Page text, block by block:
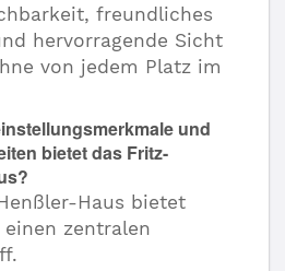
freundliches
hervorragende Sicht
von jedem Platz im
und
bietet das Fritz-
Haus bietet
zentralen